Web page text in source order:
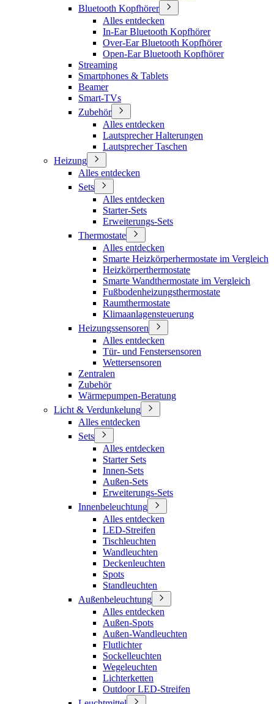
Bluetooth Kopfhörer
Alles entdecken
In-Ear Bluetooth Kopfhörer
Over-Ear Bluetooth Kopfhörer
Open-Ear Bluetooth Kopfhörer
Streaming
Smartphones & Tablets
Beamer
Smart-TVs
Zubehör
Alles entdecken
Lautsprecher Halterungen
Lautsprecher Taschen
Heizung
Alles entdecken
Sets
Alles entdecken
Starter-Sets
Erweiterungs-Sets
Thermostate
Alles entdecken
Smarte Heizkörperhermostate im Vergleich
Heizkörperthermostate
Smarte Wandthermostate im Vergleich
Fußbodenheizungsthermostate
Raumthermostate
Klimaanlagensteuerung
Heizungssensoren
Alles entdecken
Tür- und Fenstersensoren
Wettersensoren
Zentralen
Zubehör
Wärmepumpen-Beratung
Licht & Verdunkelung
Alles entdecken
Sets
Alles entdecken
Starter Sets
Innen-Sets
Außen-Sets
Erweiterungs-Sets
Innenbeleuchtung
Alles entdecken
LED-Streifen
Tischleuchten
Wandleuchten
Deckenleuchten
Spots
Standleuchten
Außenbeleuchtung
Alles entdecken
Außen-Spots
Außen-Wandleuchten
Flutlichter
Sockelleuchten
Wegeleuchten
Lichterketten
Outdoor LED-Streifen